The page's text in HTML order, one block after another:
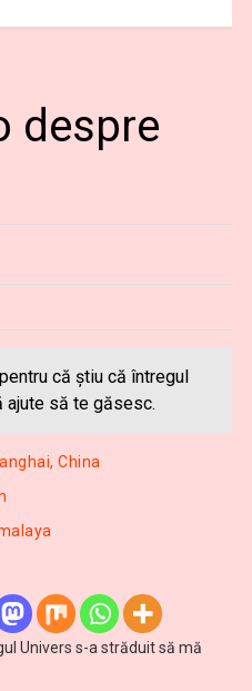
despre
că ştiu că întregul
ajute să te găsesc.
China
Univers s-a străduit să mă